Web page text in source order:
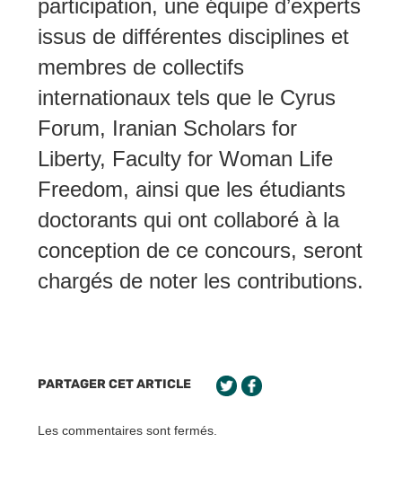
participation, une équipe d’experts
issus de différentes disciplines et
membres de collectifs
internationaux tels que le Cyrus
Forum, Iranian Scholars for
Liberty, Faculty for Woman Life
Freedom, ainsi que les étudiants
doctorants qui ont collaboré à la
conception de ce concours, seront
chargés de noter les contributions.
PARTAGER CET ARTICLE
Les commentaires sont fermés.